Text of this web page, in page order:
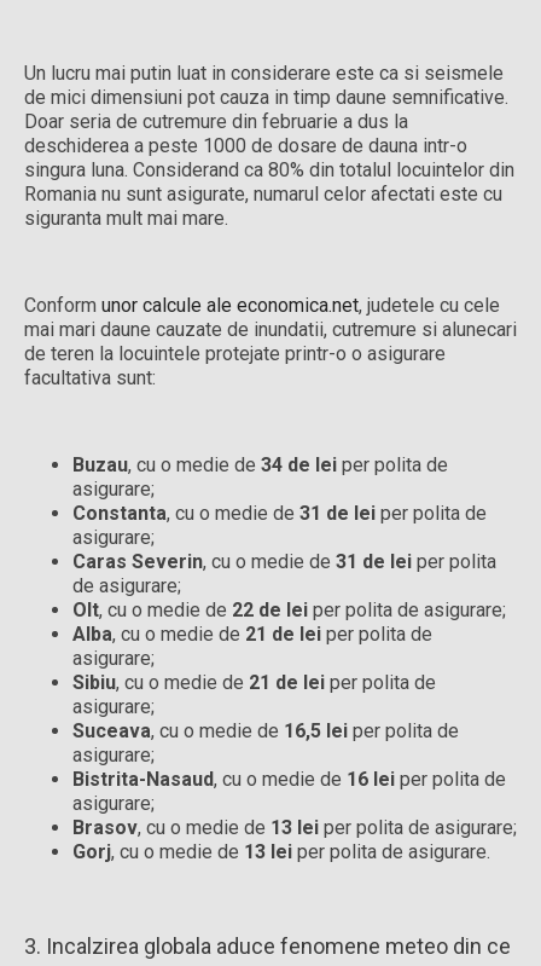
Un lucru mai putin luat in considerare este ca si seismele
de mici dimensiuni pot cauza in timp daune semnificative.
Doar seria de cutremure din februarie a dus la
deschiderea a peste 1000 de dosare de dauna intr-o
singura luna. Considerand ca 80% din totalul locuintelor din
Romania nu sunt asigurate, numarul celor afectati este cu
siguranta mult mai mare.
Conform unor calcule ale economica.net, judetele cu cele
mai mari daune cauzate de inundatii, cutremure si alunecari
de teren la locuintele protejate printr-o o asigurare
facultativa sunt:
Buzau, cu o medie de 34 de lei per polita de
asigurare;
Constanta, cu o medie de 31 de lei per polita de
asigurare;
Caras Severin, cu o medie de 31 de lei per polita
de asigurare;
Olt, cu o medie de 22 de lei per polita de asigurare;
Alba, cu o medie de 21 de lei per polita de
asigurare;
Sibiu, cu o medie de 21 de lei per polita de
asigurare;
Suceava, cu o medie de 16,5 lei per polita de
asigurare;
Bistrita-Nasaud, cu o medie de 16 lei per polita de
asigurare;
Brasov, cu o medie de 13 lei per polita de asigurare;
Gorj, cu o medie de 13 lei per polita de asigurare.
3. Incalzirea globala aduce fenomene meteo din ce